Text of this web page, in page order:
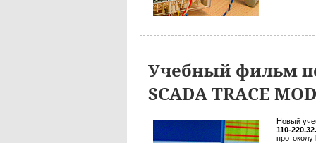
Учебный фильм
SCADA TRACE
Новый
110-
протоколу